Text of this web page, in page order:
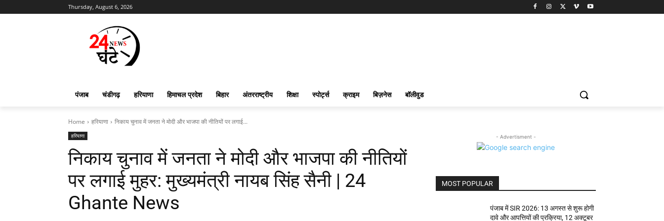
Thursday, August 6, 2026
पंजाब चंडीगढ़ हरियाणा हिमाचल प्रदेश बिहार अंतरराष्ट्रीय शिक्षा स्पोर्ट्स क्राइम बिज़नेस बॉलीवुड
Home हरियाणा निकाय चुनाव में जनता ने मोदी और भाजपा की नीतियों पर लगाई...
हरियाणा
निकाय चुनाव में जनता ने मोदी और भाजपा की नीतियों
पर लगाई मुहर: मुख्यमंत्री नायब सिंह सैनी | 24
Ghante News
- Advertisment -
MOST POPULAR
पंजाब में SIR 2026: 13 अगस्त से शुरू होगी
दावे और आपत्तियों की प्रक्रिया, 12 अक्टूबर